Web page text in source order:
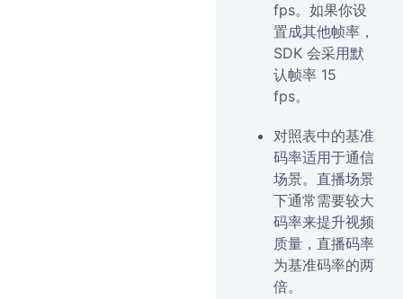
fps。如果你设
置成其他帧率，
SDK 会采用默
认帧率 15
fps。
对照表中的基准
码率适用于通信
场景。直播场景
下通常需要较大
码率来提升视频
质量，直播码率
为基准码率的两
倍。